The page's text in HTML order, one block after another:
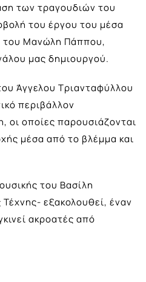
των τραγουδιών του
του έργου του μέσα
του Μανώλη Πάππου,
μας δημιουργού.
Άγγελου Τριανταφύλλου
περιβάλλον
οι οποίες παρουσιάζονται
μέσα από το βλέμμα και
του Βασίλη
Τέχνης- εξακολουθεί, έναν
ακροατές από